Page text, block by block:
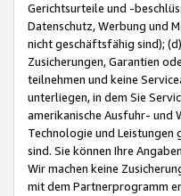
Gerichtsurteile und -
Datenschutz, Werbung und
nicht geschäftsfähig sind);
Zusicherungen, Garantien
teilnehmen und keine
unterliegen, in dem Sie
amerikanische Ausfuhr- und
Technologie und
sind. Sie können Ihre
Wir machen keine
mit dem Partnerprogramm